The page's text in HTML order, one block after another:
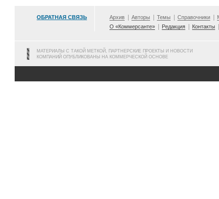
ОБРАТНАЯ СВЯЗЬ Архив Авторы Темы Справочники
О «Коммерсанте»
Редакция Контакты
МАТЕРИАЛЫ С ТАКОЙ МЕТКОЙ, ПАРТНЕРСКИЕ ПРОЕКТЫ И НОВОСТИ
КОМПАНИЙ ОПУБЛИКОВАНЫ НА КОММЕРЧЕСКОЙ ОСНОВЕ